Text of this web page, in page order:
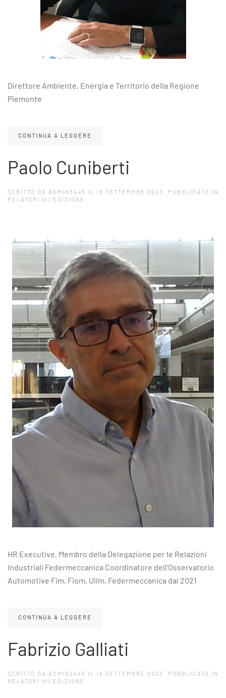
Direttore Ambiente, Energia e Territorio della Regione
Piemonte
CONTINUA A LEGGERE
Paolo Cuniberti
SCRITTO DA ADMIN3445 IL 18 SETTEMBRE 2023
. PUBBLICATO IN
RELATORI VII EDIZIONE
HR Executive, Membro della Delegazione per le Relazioni
Industriali Federmeccanica Coordinatore dell’Osservatorio
Automotive Fim, Fiom, Uilm, Federmeccanica dal 2021
CONTINUA A LEGGERE
Fabrizio Galliati
SCRITTO DA ADMIN3445 IL 18 SETTEMBRE 2023
. PUBBLICATO IN
RELATORI VII EDIZIONE